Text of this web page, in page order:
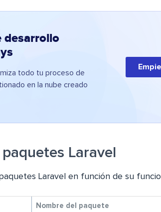
desarrollo
todo tu proceso de
en la nube creado
Laravel
Laravel en función de su
Nombre del paquete